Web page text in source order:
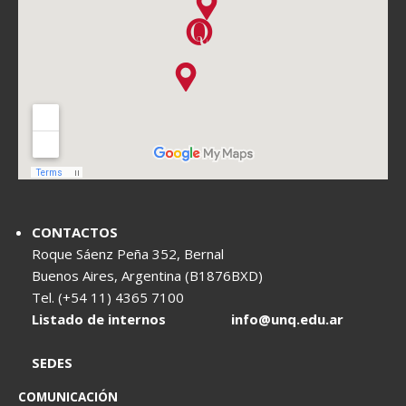
CONTACTOS
Roque Sáenz Peña 352, Bernal
Buenos Aires, Argentina (B1876BXD)
Tel. (+54 11) 4365 7100
Listado de internos
info@unq.edu.ar
SEDES
COMUNICACIÓN